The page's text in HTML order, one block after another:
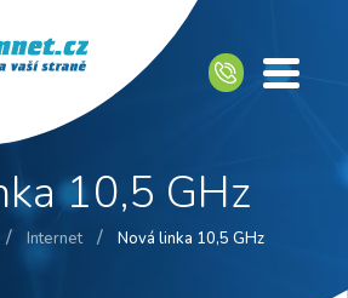
10,5 GHz
/ Internet / Nová linka 10,5 GHz